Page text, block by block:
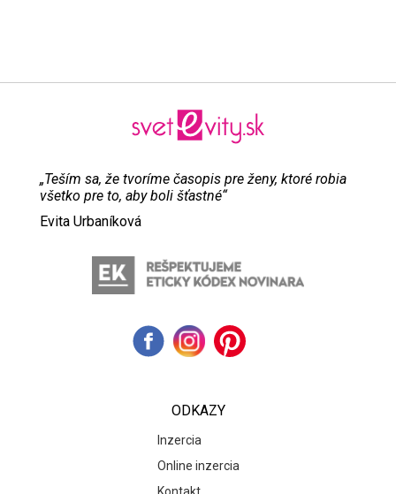
„Teším sa, že tvoríme časopis pre ženy, ktoré robia
všetko pre to, aby boli šťastné“
Evita Urbaníková
ODKAZY
Inzercia
Online inzercia
Kontakt